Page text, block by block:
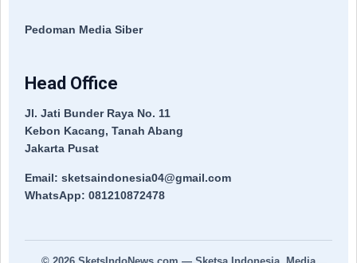
Pedoman Media Siber
Head Office
Jl. Jati Bunder Raya No. 11
Kebon Kacang, Tanah Abang
Jakarta Pusat
Email: sketsaindonesia04@gmail.com
WhatsApp: 081210872478